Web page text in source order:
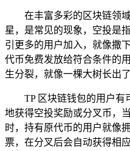
在丰富多彩的区块链领
星，是常见的现象，空投是
引更多的用户加入，就像撒
代币免费发放给符合条件的
生分裂，就像一棵大树长出
TP 区块链钱包的用户
地获得空投奖励或分叉币，
时，持有原代币的用户就像
票，在分叉后会自动获得相